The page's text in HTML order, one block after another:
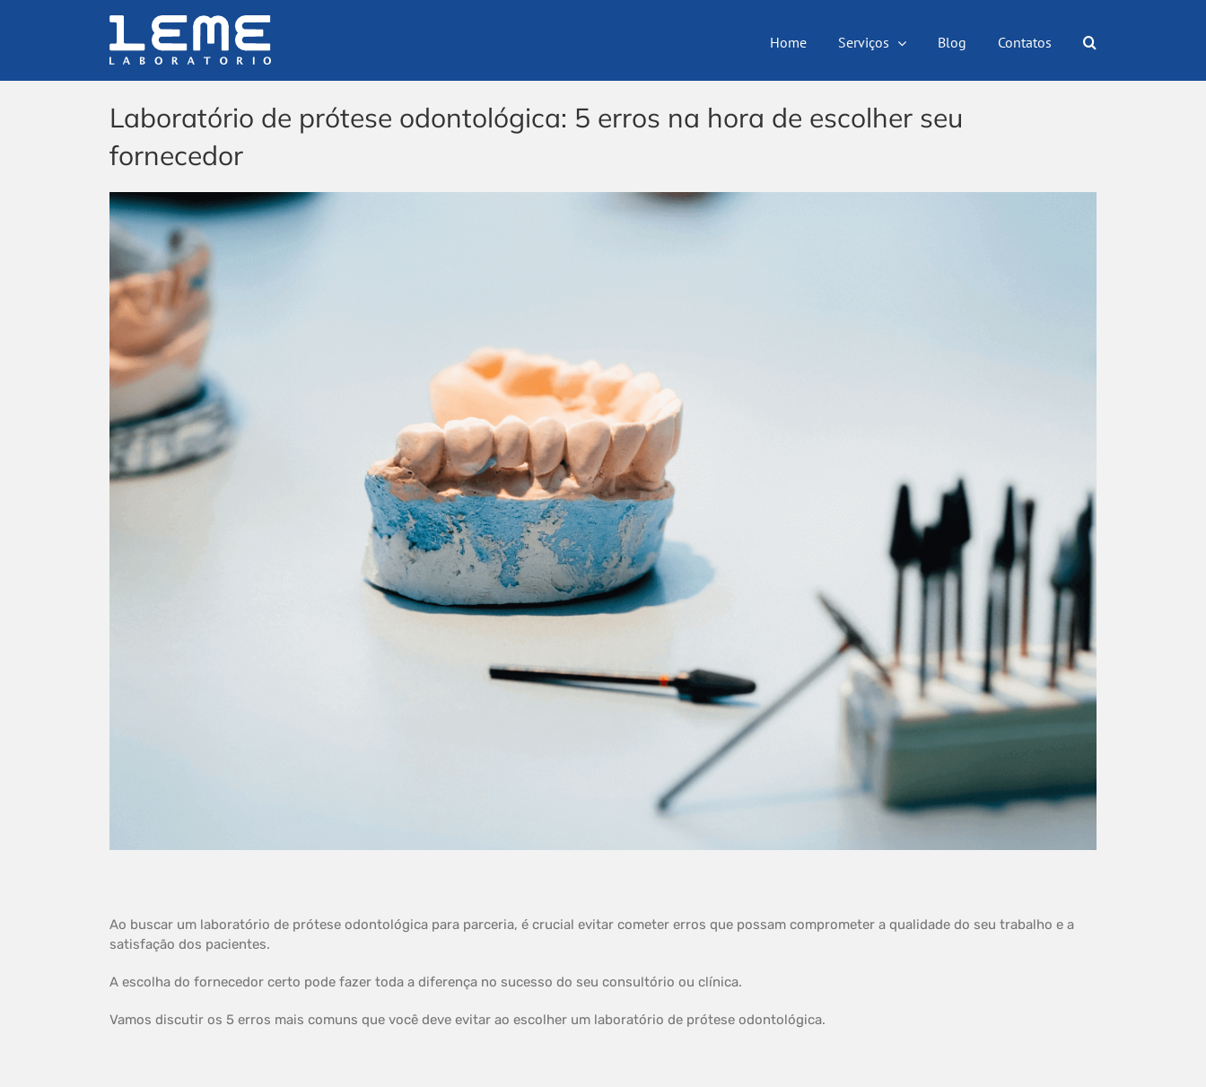
Home Serviços Blog Contatos
Laboratório de prótese odontológica: 5 erros na hora de escolher seu
fornecedor
View
Larger
Image
Ao buscar um laboratório de prótese odontológica para parceria, é crucial evitar cometer erros que possam comprometer a qualidade do seu trabalho e a
satisfação dos pacientes.
A escolha do fornecedor certo pode fazer toda a diferença no sucesso do seu consultório ou clínica.
Vamos discutir os 5 erros mais comuns que você deve evitar ao escolher um laboratório de prótese odontológica.